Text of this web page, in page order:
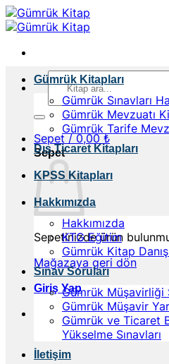
İçeriğe
atla
Ara:
Sepet /0,00₺
Sepet
Sepetinizde ürün
Mağazaya geri dön
Giriş Yap
Gümrük Kitapları
Gümrük Sınavları
Gümrük Mevzuatı
Gümrük Tarife
Dış Ticaret Kitapları
KPSS Kitapları
Hakkımızda
Hakkımızda
KTG Eğitim
Gümrük Kitap
Sınav Soruları
Gümrük Müşavirliği
Gümrük Müşavir
Gümrük ve Ticaret
Yükselme Sınavları
İletişim